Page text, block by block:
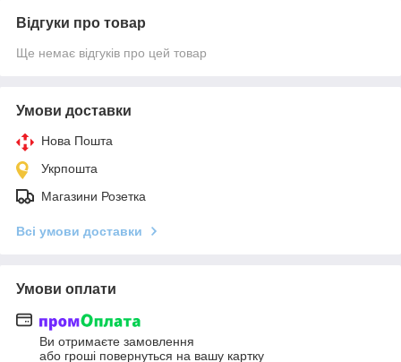
Відгуки про товар
Ще немає відгуків про цей товар
Умови доставки
Нова Пошта
Укрпошта
Магазини Розетка
Всі умови доставки
Умови оплати
Ви отримаєте замовлення
або гроші повернуться на вашу картку